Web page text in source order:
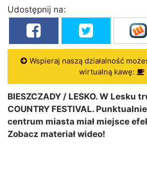
Udostępnij na:
Wspieraj naszą działalność
wirtualną kawę:
BIESZCZADY / LESKO. W Lesku
COUNTRY FESTIVAL.
centrum miasta miał miejsce
Zobacz materiał wideo!